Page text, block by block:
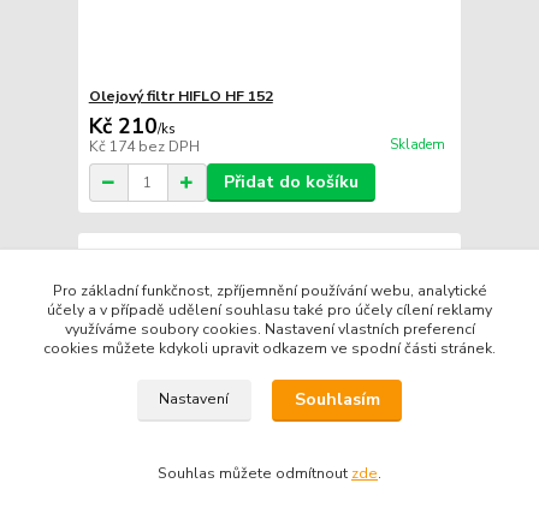
Olejový filtr HIFLO HF 152
Kč 210/ks
Kč 174bez DPH Skladem
Přidat do košíku
Pro základní funkčnost, zpříjemnění používání webu, analytické
účely a v případě udělení souhlasu také pro účely cílení reklamy
využíváme soubory cookies. Nastavení vlastních preferencí
cookies můžete kdykoli upravit odkazem ve spodní části stránek.
Nastavení Souhlasím
Souhlas můžete odmítnout zde.